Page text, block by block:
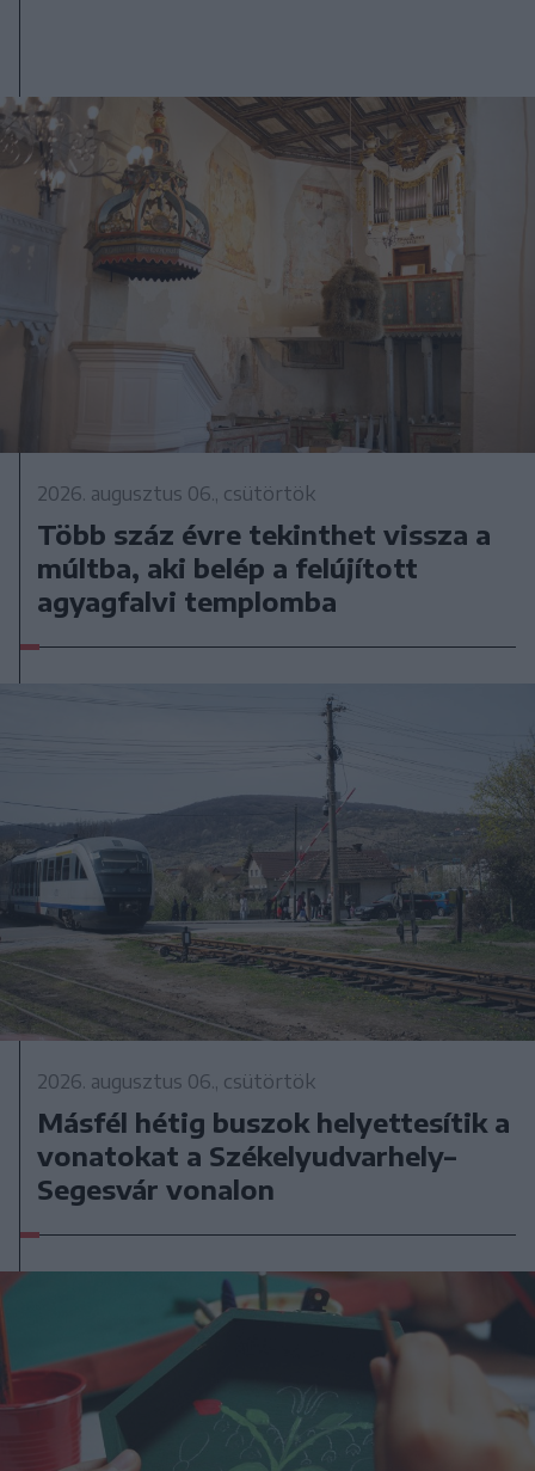
2026. augusztus 06., csütörtök
Több száz évre tekinthet vissza a
múltba, aki belép a felújított
agyagfalvi templomba
2026. augusztus 06., csütörtök
Másfél hétig buszok helyettesítik a
vonatokat a Székelyudvarhely–
Segesvár vonalon